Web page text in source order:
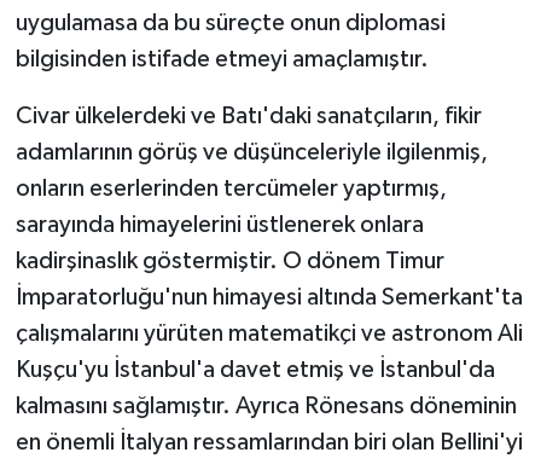
uygulamasa da bu süreçte onun diplomasi
bilgisinden istifade etmeyi amaçlamıştır.
Civar ülkelerdeki ve Batı'daki sanatçıların, fikir
adamlarının görüş ve düşünceleriyle ilgilenmiş,
onların eserlerinden tercümeler yaptırmış,
sarayında himayelerini üstlenerek onlara
kadirşinaslık göstermiştir. O dönem Timur
İmparatorluğu'nun himayesi altında Semerkant'ta
çalışmalarını yürüten matematikçi ve astronom Ali
Kuşçu'yu İstanbul'a davet etmiş ve İstanbul'da
kalmasını sağlamıştır. Ayrıca Rönesans döneminin
en önemli İtalyan ressamlarından biri olan Bellini'yi